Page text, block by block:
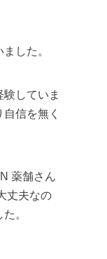
した。
していま
信を無く
薬舗さん
丈夫なの
。